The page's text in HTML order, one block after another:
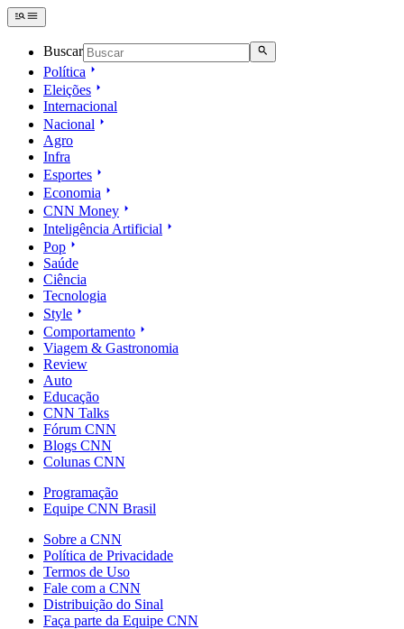
Buscar
Política
Eleições
Internacional
Nacional
Agro
Infra
Esportes
Economia
CNN Money
Inteligência Artificial
Pop
Saúde
Ciência
Tecnologia
Style
Comportamento
Viagem & Gastronomia
Review
Auto
Educação
CNN Talks
Fórum CNN
Blogs CNN
Colunas CNN
Programação
Equipe CNN Brasil
Sobre a CNN
Política de Privacidade
Termos de Uso
Fale com a CNN
Distribuição do Sinal
Faça parte da Equipe CNN